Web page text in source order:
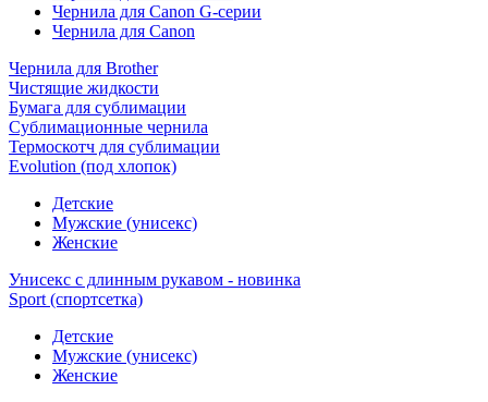
Чернила для Canon G-серии
Чернила для Canon
Чернила для Brother
Чистящие жидкости
Бумага для сублимации
Сублимационные чернила
Термоскотч для сублимации
Evolution (под хлопок)
Детские
Мужские (унисекс)
Женские
Унисекс с длинным рукавом - новинка
Sport (спортсетка)
Детские
Мужские (унисекс)
Женские